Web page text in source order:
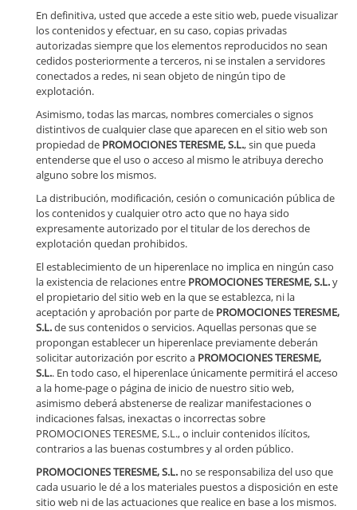
En definitiva, usted que accede a este sitio web, puede visualizar
los contenidos y efectuar, en su caso, copias privadas
autorizadas siempre que los elementos reproducidos no sean
cedidos posteriormente a terceros, ni se instalen a servidores
conectados a redes, ni sean objeto de ningún tipo de
explotación.
Asimismo, todas las marcas, nombres comerciales o signos
distintivos de cualquier clase que aparecen en el sitio web son
propiedad de PROMOCIONES TERESME, S.L., sin que pueda
entenderse que el uso o acceso al mismo le atribuya derecho
alguno sobre los mismos.
La distribución, modificación, cesión o comunicación pública de
los contenidos y cualquier otro acto que no haya sido
expresamente autorizado por el titular de los derechos de
explotación quedan prohibidos.
El establecimiento de un hiperenlace no implica en ningún caso
la existencia de relaciones entre PROMOCIONES TERESME, S.L.y
el propietario del sitio web en la que se establezca, ni la
aceptación y aprobación por parte de PROMOCIONES TERESME,
S.L.de sus contenidos o servicios. Aquellas personas que se
propongan establecer un hiperenlace previamente deberán
solicitar autorización por escrito a PROMOCIONES TERESME,
S.L.. En todo caso, el hiperenlace únicamente permitirá el acceso
a la home-page o página de inicio de nuestro sitio web,
asimismo deberá abstenerse de realizar manifestaciones o
indicaciones falsas, inexactas o incorrectas sobre
PROMOCIONES TERESME, S.L., o incluir contenidos ilícitos,
contrarios a las buenas costumbres y al orden público.
PROMOCIONES TERESME, S.L. no se responsabiliza del uso que
cada usuario le dé a los materiales puestos a disposición en este
sitio web ni de las actuaciones que realice en base a los mismos.